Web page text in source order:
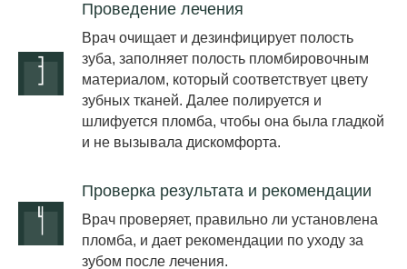
Проведение лечения
Врач очищает и дезинфицирует полость
зуба, заполняет полость пломбировочным
материалом, который соответствует цвету
зубных тканей. Далее полируется и
шлифуется пломба, чтобы она была гладкой
и не вызывала дискомфорта.
Проверка результата и рекомендации
Врач проверяет, правильно ли установлена
пломба, и дает рекомендации по уходу за
зубом после лечения.